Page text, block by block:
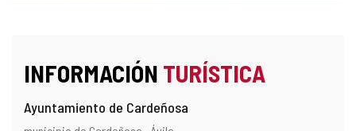
INFORMACIÓN TURÍSTICA
Ayuntamiento de Cardeñosa